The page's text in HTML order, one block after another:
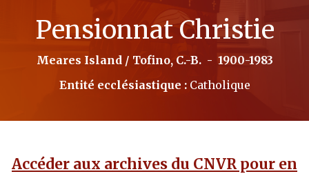
Pensionnat Christie
Meares Island / Tofino, C.-B. - 1900-1983
Entité ecclésiastique : Catholique
Accéder aux archives du CNVR pour en